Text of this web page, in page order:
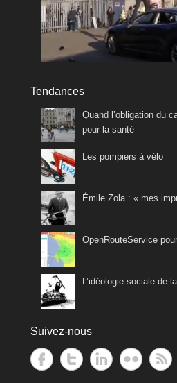
Tendances
Quand l’obligation du
pour la santé
Les pompiers à vélo
Émile Zola : « mes
OpenRouteService
L’idéologie sociale de
Suivez-nous